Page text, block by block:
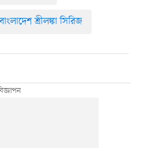
শ্রীলঙ্কা সিরিজ